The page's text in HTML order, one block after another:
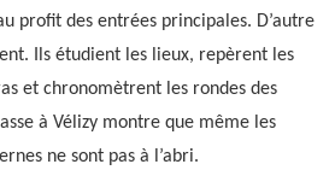
profit des entrées principales. D’autre
Ils étudient les lieux, repèrent les
et chronomètrent les rondes des
à Vélizy montre que même les
ne sont pas à l’abri.